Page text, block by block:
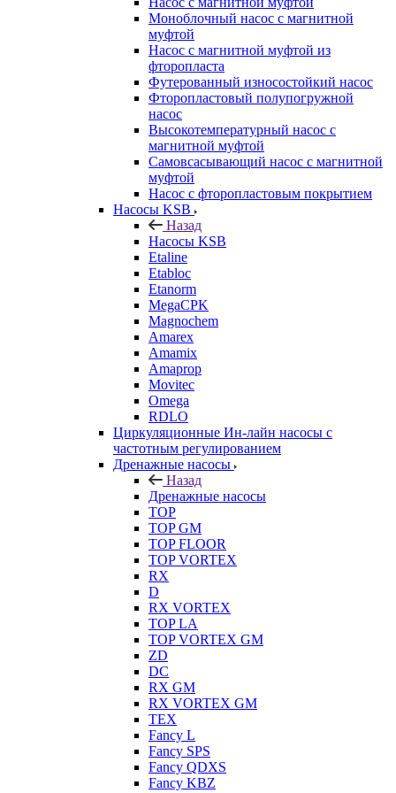
Моноблочный насос с магнитной
муфтой
Насос с магнитной муфтой из
фторопласта
Футерованный износостойкий насос
Фторопластовый полупогружной
насос
Высокотемпературный насос с
магнитной муфтой
Самовсасывающий насос с магнитной
муфтой
Насос с фторопластовым покрытием
Насосы KSB
Назад
Насосы KSB
Etaline
Etabloc
Etanorm
MegaCPK
Magnochem
Amarex
Amamix
Amaprop
Movitec
Omega
RDLO
Циркуляционные Ин-лайн насосы с
частотным регулированием
Дренажные насосы
Назад
Дренажные насосы
TOP
TOP GM
TOP FLOOR
TOP VORTEX
RX
D
RX VORTEX
TOP LA
TOP VORTEX GM
ZD
DC
RX GM
RX VORTEX GM
TEX
Fancy L
Fancy SPS
Fancy QDXS
Fancy KBZ